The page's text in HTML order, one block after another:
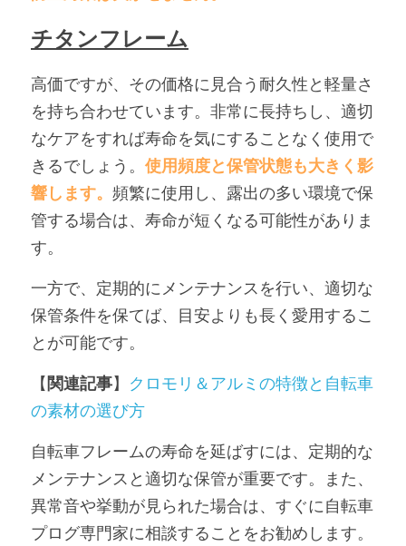
チタンフレーム
高価ですが、その価格に見合う耐久性と軽量さ
を持ち合わせています。非常に長持ちし、適切
なケアをすれば寿命を気にすることなく使用で
きるでしょう。 使用頻度と保管状態も大きく影
響します。 頻繁に使用し、露出の多い環境で保
管する場合は、寿命が短くなる可能性がありま
す。
一方で、定期的にメンテナンスを行い、適切な
保管条件を保てば、目安よりも長く愛用するこ
とが可能です。
【 関連記事】 クロモリ＆アルミの特徴と自転車
の素材の選び方
自転車フレームの寿命を延ばすには、定期的な
メンテナンスと適切な保管が重要です。また、
異常音や挙動が見られた場合は、すぐに自転車
プログ専門家に相談することをお勧めします。